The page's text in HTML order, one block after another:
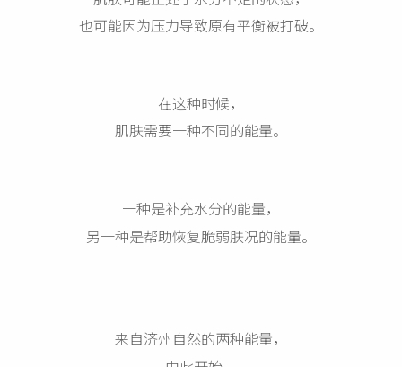
也可能因为压力导致原有平衡被打破。
在这种时候，
肌肤需要一种不同的能量。
一种是补充水分的能量，
另一种是帮助恢复脆弱肤况的能量。
来自济州自然的两种能量，